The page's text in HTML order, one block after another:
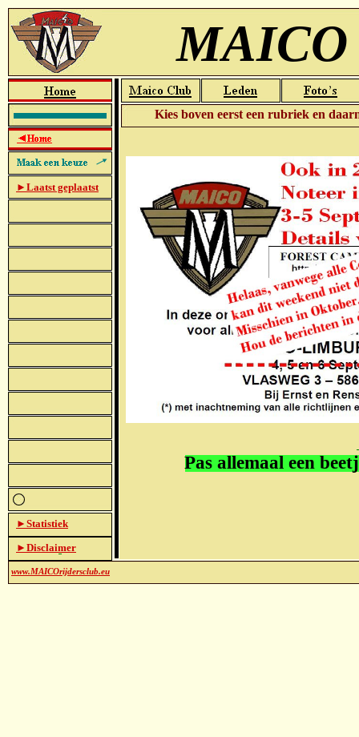
www.MAICOrijdersclub.eu
►Disclaimer
►Statistiek
MAICO
Kies boven eerst een rubriek en
►Laatst geplaatst